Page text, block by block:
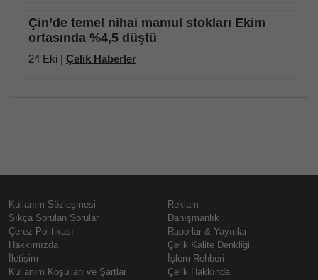
Çin’de temel nihai mamul stokları Ekim
ortasında %4,5 düştü
24 Eki | Çelik Haberler
Kullanım Sözleşmesi
Sıkça Sorulan Sorular
Çerez Politikası
Hakkımızda
İletişim
Kullanım Koşulları ve Şartlar
Reklam
Danışmanlık
Raporlar & Yayınlar
Çelik Kalite Denkliği
İşlem Rehberi
Çelik Hakkında